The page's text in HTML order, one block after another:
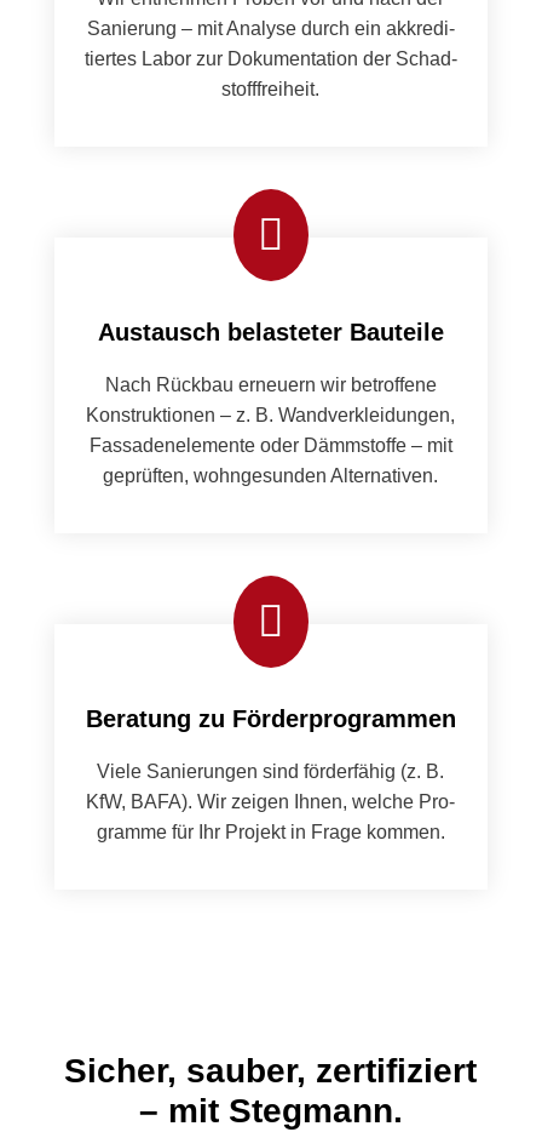
Sanierung – mit Analyse durch ein akkred­i­
tiertes Labor zur Doku­men­ta­tion der Schad­
stoff­frei­heit.

Austausch belasteter Bauteile
Nach Rück­bau erneuern wir betrof­fene
Kon­struk­tio­nen – z. B. Wand­verklei­dun­gen,
Fas­sadenele­mente oder Dämm­stoffe – mit
geprüften, wohnge­sun­den Alter­na­tiv­en.

Beratung zu Förderprogrammen
Viele Sanierun­gen sind förder­fähig (z. B.
KfW, BAFA). Wir zeigen Ihnen, welche Pro­
gramme für Ihr Pro­jekt in Frage kom­men.
Sicher, sauber, zertifiziert
– mit Stegmann.